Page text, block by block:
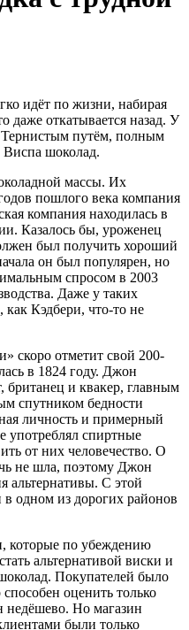
идёт по жизни, набирая
даже откатывается назад. У
Тернистым путём, полным
Виспа шоколад.
массы. Их
пошлого века компания
компания находилась в
Казалось бы, уроженец
был получить хороший
он был популярен, но
спросом в 2003
Даже у таких
как Кэдбери, что-то не
скоро отметит свой 200-
в 1824 году. Джон
британец и квакер, главным
спутником бедности
личность и примерный
спиртные
от них человечество. О
не шла, поэтому Джон
альтернативы. С этой
одном из дорогих районов
которые по убеждению
альтернативой виски и
Покупателей было
оценить только
недёшево. Но магазин
были только